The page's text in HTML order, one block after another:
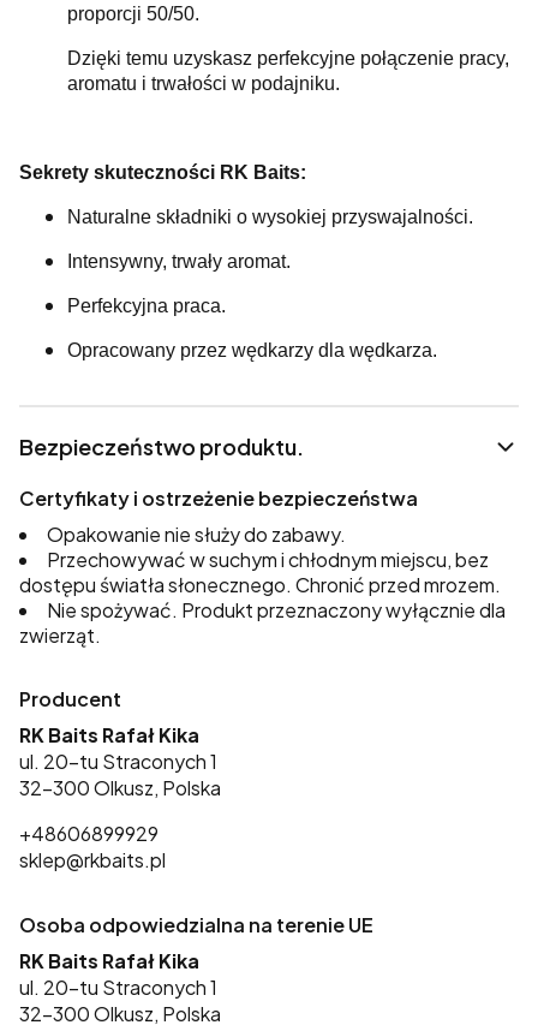
proporcji 50/50.
Dzięki temu uzyskasz perfekcyjne połączenie pracy,
aromatu i trwałości w podajniku.
Sekrety skuteczności RK Baits:
Naturalne składniki o wysokiej przyswajalności.
Intensywny, trwały aromat.
Perfekcyjna praca.
Opracowany przez wędkarzy dla wędkarza.
Bezpieczeństwo produktu.
Certyfikaty i ostrzeżenie bezpieczeństwa
Opakowanie nie służy do zabawy.
Przechowywać w suchym i chłodnym miejscu, bez
dostępu światła słonecznego. Chronić przed mrozem.
Nie spożywać. Produkt przeznaczony wyłącznie dla
zwierząt.
Producent
RK Baits Rafał Kika
ul. 20-tu Straconych 1
32-300 Olkusz, Polska
+48606899929
sklep@rkbaits.pl
Osoba odpowiedzialna na terenie UE
RK Baits Rafał Kika
ul. 20-tu Straconych 1
32-300 Olkusz, Polska